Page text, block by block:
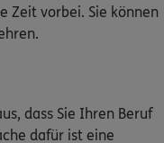
Zeit vorbei. Sie können
dass Sie Ihren Beruf
dafür ist eine